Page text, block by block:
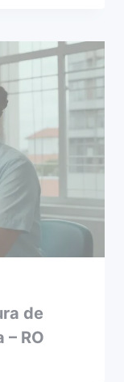
de
– RO